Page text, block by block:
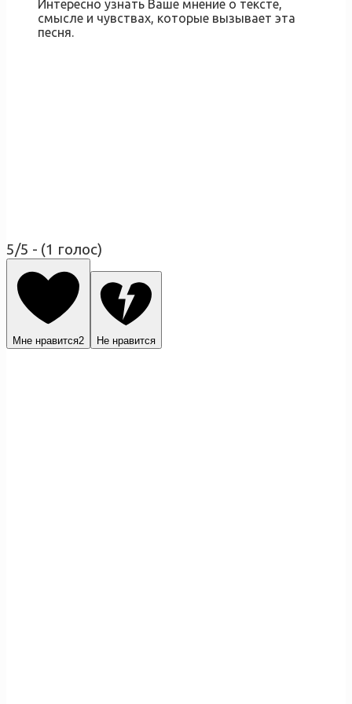
Интересно узнать Ваше мнение о тексте,
смысле и чувствах, которые вызывает эта
песня.
5/5 - (1 голос)
Мне нравится2 Не нравится